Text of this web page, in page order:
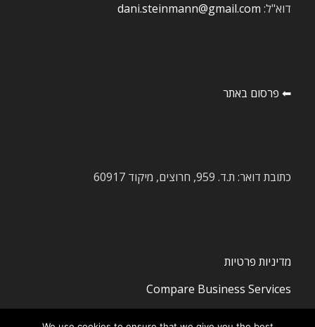
דוא"ל: dani.steinmann@gmail.com
⬅ פרסום באתר
כתובת דואר: ת.ד. 959, חרוצים, מיקוד 60917
מדיניות פרטיות
Compare Business Services